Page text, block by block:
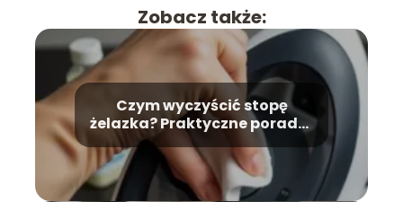
Zobacz także:
Czym wyczyścić stopę
żelazka? Praktyczne porady i
wskazówki